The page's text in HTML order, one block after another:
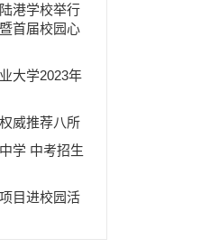
港学校举行
首届校园心
大学2023年
威推荐八所
学 中考招生
目进校园活